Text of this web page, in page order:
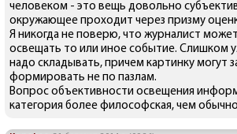
человеком - это вещь довольно
окружающее проходит через призму
Я никогда не поверю, что журналист
освещать то или иное событие. Слишком
надо складывать, причем картинку могут
формировать не по пазлам.
Вопрос объективности освещения
категория более философская, чем